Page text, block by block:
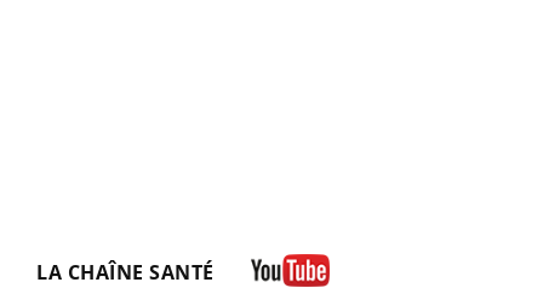
LA CHAÎNE SANTÉ